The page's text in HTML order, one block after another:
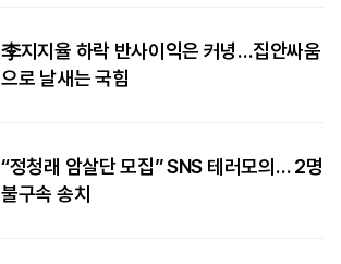
李지지율 하락 반사이익은 커녕…집안싸움
으로 날새는 국힘
“정청래 암살단 모집” SNS 테러모의… 2명
불구속 송치